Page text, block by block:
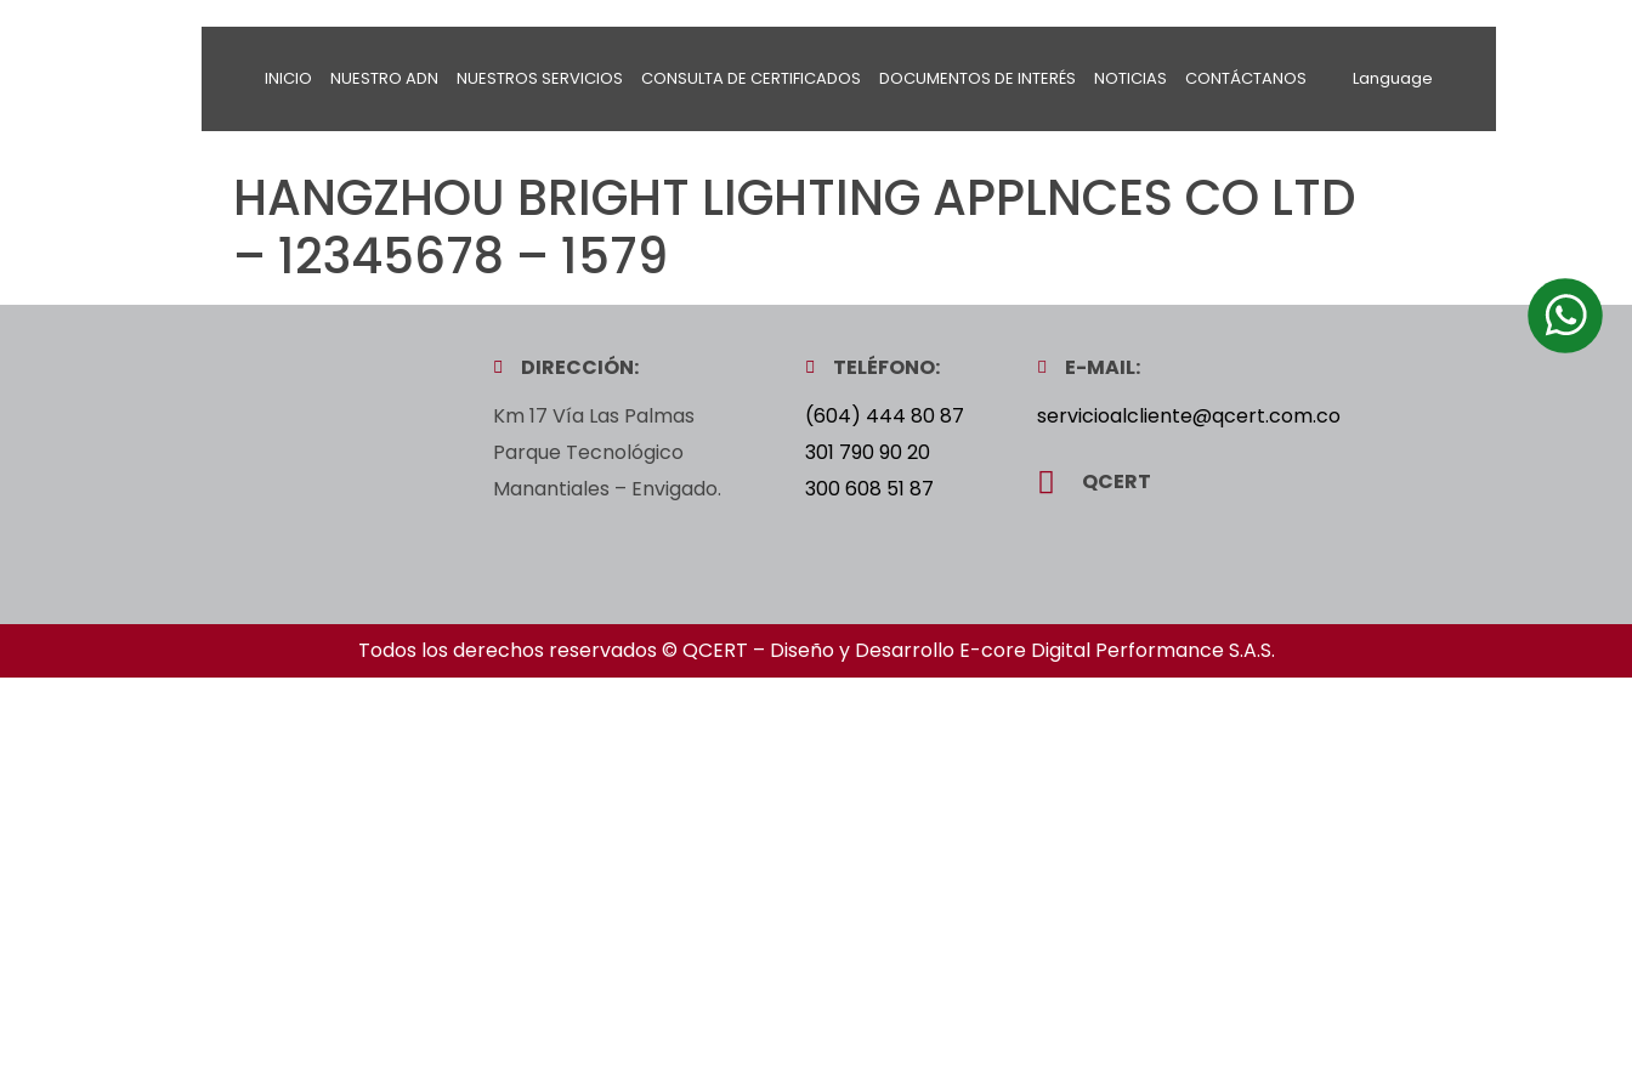
INICIO NUESTRO ADN NUESTROS SERVICIOS CONSULTA DE CERTIFICADOS DOCUMENTOS DE INTERÉS NOTICIAS CONTÁCTANOS Language
HANGZHOU BRIGHT LIGHTING APPLNCES CO LTD
– 12345678 – 1579
DIRECCIÓN:
Km 17 Vía Las Palmas
Parque Tecnológico
Manantiales – Envigado.
TELÉFONO:
(604) 444 80 87
301 790 90 20
300 608 51 87
E-MAIL:
servicioalcliente@qcert.com.co
QCERT
Todos los derechos reservados © QCERT – Diseño y Desarrollo E-core Digital Performance S.A.S.